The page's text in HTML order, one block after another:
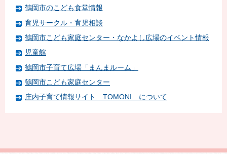
鶴岡市のこども食堂情報
育児サークル・育児相談
鶴岡市こども家庭センター・なかよし広場のイベント情報
児童館
鶴岡市子育て広場「まんまルーム」
鶴岡市こども家庭センター
庄内子育て情報サイト TOMONI について